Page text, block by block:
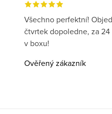
Všechno perfektní!
čtvrtek dopoledne, za
v boxu!
Ověřený zákazník